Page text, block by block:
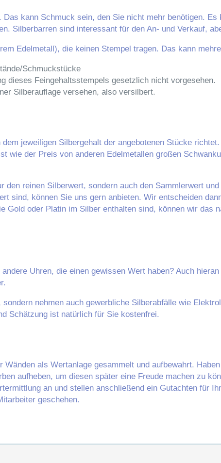
kann Schmuck sein, den Sie nicht mehr benötigen. Es
Silberbarren sind interessant für den An- und Verkauf,
Edelmetall), die keinen Stempel tragen. Das kann
Schmuckstücke
dieses Feingehaltsstempels gesetzlich nicht vorgesehen.
Silberauflage versehen, also versilbert.
jeweiligen Silbergehalt der angebotenen Stücke
wie der Preis von anderen Edelmetallen großen
reinen Silberwert, sondern auch den Sammlerwert
sind, können Sie uns gern anbieten. Wir entscheiden
oder Platin im Silber enthalten sind, können wir das
Uhren, die einen gewissen Wert haben? Auch
nehmen auch gewerbliche Silberabfälle wie
Schätzung ist natürlich für Sie kostenfrei.
als Wertanlage gesammelt und aufbewahrt.
aufheben, um diesen später eine Freude machen zu
an und stellen anschließend ein Gutachten für
geschehen.